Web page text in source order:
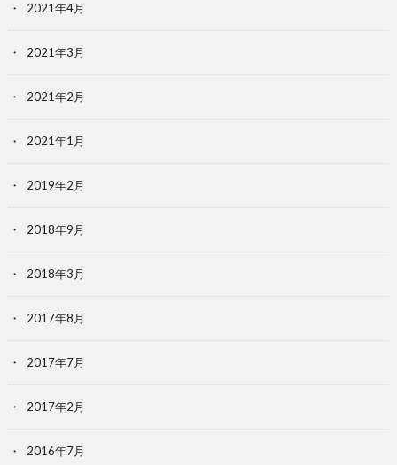
2021年4月
2021年3月
2021年2月
2021年1月
2019年2月
2018年9月
2018年3月
2017年8月
2017年7月
2017年2月
2016年7月